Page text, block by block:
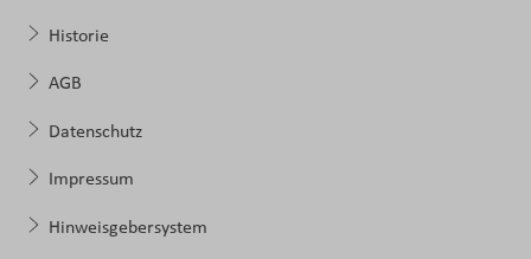
Historie
AGB
Datenschutz
Impressum
Hinweisgebersystem